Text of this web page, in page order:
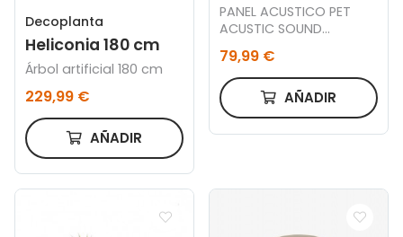
Decoplanta
Heliconia 180 cm
Árbol artificial 180 cm
229,99 €
AÑADIR
PANEL ACUSTICO PET
ACUSTIC SOUND
NORDISH / FIELTRO GRIS
60 x 240 CM.
79,99 €
AÑADIR